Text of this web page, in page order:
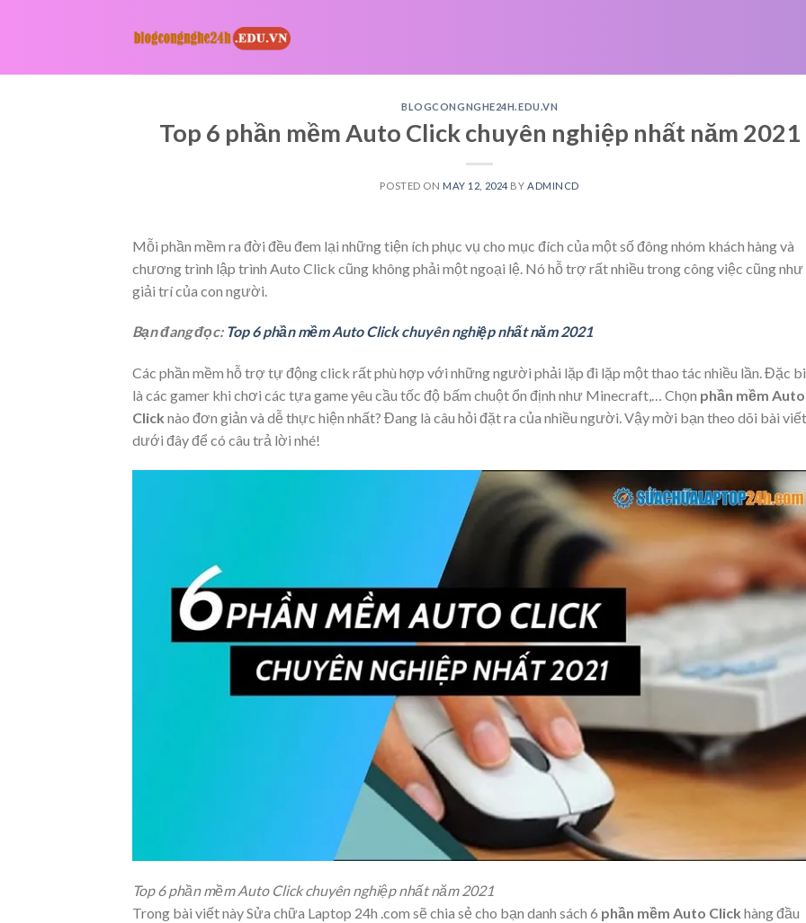
BLOGCONGNGHE24H.EDU.VN
Top 6 phần mềm Auto Click chuyên nghiệp nhất năm 2021
POSTED ON MAY 12, 2024 BY ADMINCD
Mỗi phần mềm ra đời đều đem lại những tiện ích phục vụ cho mục đích của một số đông nhóm khách hàng và
chương trình lập trình Auto Click cũng không phải một ngoại lệ. Nó hỗ trợ rất nhiều trong công việc cũng như
giải trí của con người.
Bạn đang đọc: Top 6 phần mềm Auto Click chuyên nghiệp nhất năm 2021
Các phần mềm hỗ trợ tự động click rất phù hợp với những người phải lặp đi lặp một thao tác nhiều lần. Đặc
là các gamer khi chơi các tựa game yêu cầu tốc độ bấm chuột ổn định như Minecraft,… Chọn phần mềm Auto
Click nào đơn giản và dễ thực hiện nhất? Đang là câu hỏi đặt ra của nhiều người. Vậy mời bạn theo dõi bài viết
dưới đây để có câu trả lời nhé!
Top 6 phần mềm Auto Click chuyên nghiệp nhất năm 2021
Trong bài viết này Sửa chữa Laptop 24h .com sẽ chia sẻ cho bạn danh sách 6 phần mềm Auto Click hàng đầu